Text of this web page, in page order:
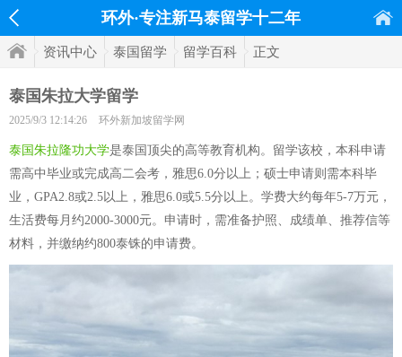
环外·专注新马泰留学十二年
资讯中心 泰国留学 留学百科 正文
泰国朱拉大学留学
2025/9/3 12:14:26 环外新加坡留学网
泰国朱拉隆功大学是泰国顶尖的高等教育机构。留学该校，本科申请
需高中毕业或完成高二会考，雅思6.0分以上；硕士申请则需本科毕
业，GPA2.8或2.5以上，雅思6.0或5.5分以上。学费大约每年5-7万元，
生活费每月约2000-3000元。申请时，需准备护照、成绩单、推荐信等
材料，并缴纳约800泰铢的申请费。